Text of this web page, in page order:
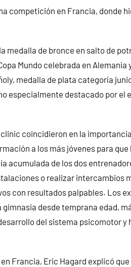
competición en Francia, donde
medalla de bronce en salto de
Mundo celebrada en Alemania
medalla de plata categoría
especialmente destacado por el
coincidieron en la
a los más jóvenes para que
acumulada de los dos
o realizar intercambios
con resultados palpables. Los
desde temprana edad,
del sistema psicomotor y
Francia, Eric Hagard explicó